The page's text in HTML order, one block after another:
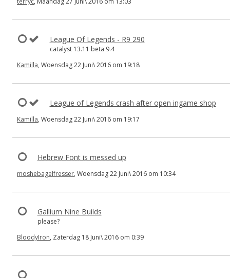
League Of Legends - R9 290
catalyst 13.11 beta 9.4
Kamilla, Woensdag 22 Juni\ 2016 om 19:18
League of Legends crash after open ingame shop
Kamilla, Woensdag 22 Juni\ 2016 om 19:17
Hebrew Font is messed up
moshebagelfresser, Woensdag 22 Juni\ 2016 om 10:34
Gallium Nine Builds
please?
BloodyIron, Zaterdag 18 Juni\ 2016 om 0:39